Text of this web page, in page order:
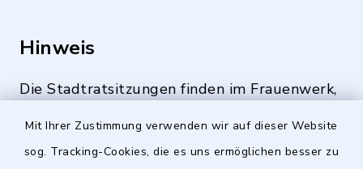
Mit Ihrer Zustimmung verwenden wir auf dieser Website
sog. Tracking-Cookies, die es uns ermöglichen besser zu
Hinweis
Die Stadtratsitzungen finden im Frauenwerk,